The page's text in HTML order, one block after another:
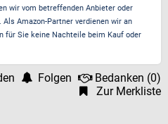
wir vom betreffenden Anbieter oder
Amazon-Partner verdienen wir an
für Sie keine Nachteile beim Kauf oder
Folgen Bedanken (0)
Zur Merkliste